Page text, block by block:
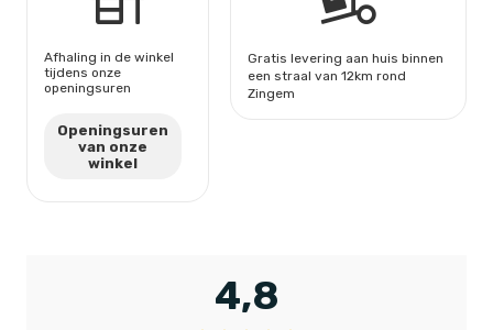
Afhaling in de winkel
tijdens onze
openingsuren
Openingsuren
van onze
winkel
Gratis levering aan huis binnen
een straal van 12km rond
Zingem
4,8